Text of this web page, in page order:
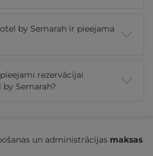
by Semarah ir pieejama
rezervācijai
Semarah?
un administrācijas maksas